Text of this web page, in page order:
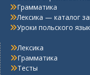
Грамматика
Лексика — каталог
Уроки польского
Лексика
Грамматика
Тесты